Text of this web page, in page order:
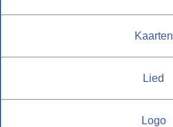
Kaarten
Lied
Logo